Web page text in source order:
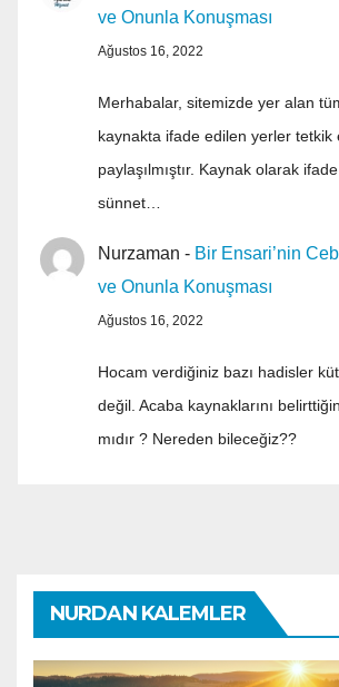
ve Onunla Konuşması
Ağustos 16, 2022
Merhabalar, sitemizde yer alan
kaynakta ifade edilen yerler tetkik
paylaşılmıştır. Kaynak olarak
sünnet…
Nurzaman - Bir Ensari’nin
ve Onunla Konuşması
Ağustos 16, 2022
Hocam verdiğiniz bazı hadisler
değil. Acaba kaynaklarını
mıdır ? Nereden bileceğiz??
NURDAN KALEMLER